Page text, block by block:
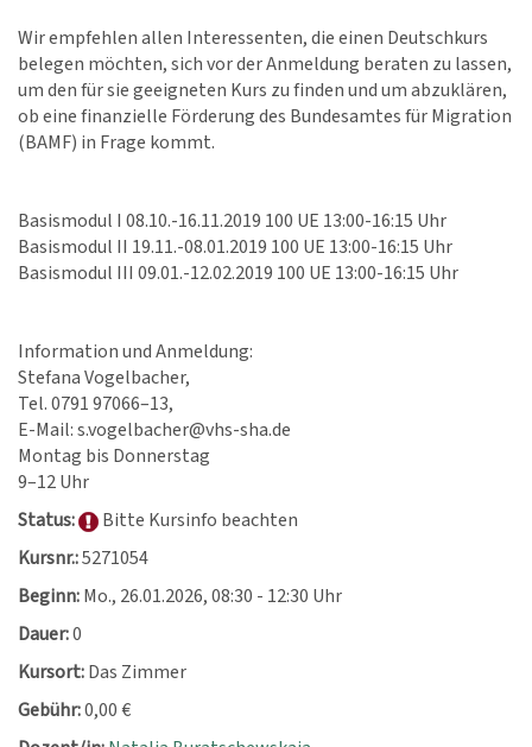
Wir empfehlen allen Interessenten, die einen Deutschkurs
belegen möchten, sich vor der Anmeldung beraten zu lassen,
um den für sie geeigneten Kurs zu finden und um abzuklären,
ob eine finanzielle Förderung des Bundesamtes für Migration
(BAMF) in Frage kommt.
Basismodul I 08.10.-16.11.2019 100 UE 13:00-16:15 Uhr
Basismodul II 19.11.-08.01.2019 100 UE 13:00-16:15 Uhr
Basismodul III 09.01.-12.02.2019 100 UE 13:00-16:15 Uhr
Information und Anmeldung:
Stefana Vogelbacher,
Tel. 0791 97066–13,
E-Mail: s.vogelbacher@vhs-sha.de
Montag bis Donnerstag
9–12 Uhr
Status:
Bitte Kursinfo beachten
Kursnr.:5271054
Beginn:Mo., 26.01.2026, 08:30 - 12:30 Uhr
Dauer:0
Kursort:Das Zimmer
Gebühr:0,00 €